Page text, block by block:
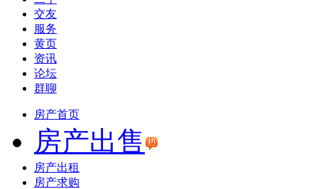
交友
服务
黄页
资讯
论坛
群聊
房产首页
房产出售
房产出租
房产求购